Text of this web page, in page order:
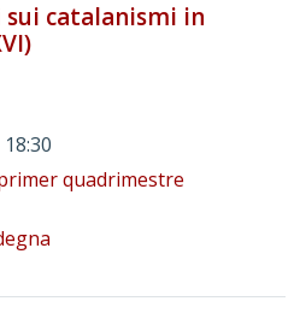
sui catalanismi in
quadrimestre